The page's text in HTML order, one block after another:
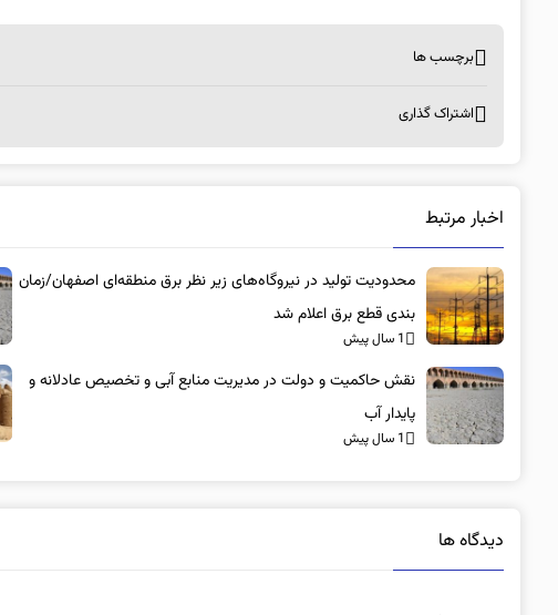
برچسب ها
اشتراک گذاری
اخبار مرتبط
محدودیت تولید در نیروگاه‌های زیر نظر برق منطقه‌ای اصفهان/زمان
بندی قطع برق اعلام شد
1 سال پیش
نقش حاکمیت و دولت در مدیریت منابع آبی و تخصیص عادلانه و
پایدار آب
1 سال پیش
دیدگاه ها